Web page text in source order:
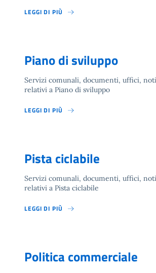
LEGGI DI PIÙ
Piano di sviluppo
Servizi comunali, documenti, uffici,
relativi a Piano di sviluppo
LEGGI DI PIÙ
Pista ciclabile
Servizi comunali, documenti, uffici,
relativi a Pista ciclabile
LEGGI DI PIÙ
Politica commerciale